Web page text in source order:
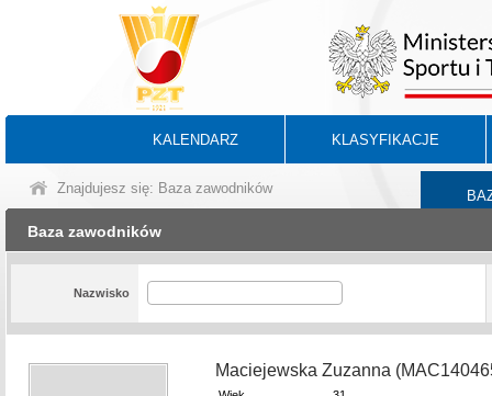
KALENDARZ KLASYFIKACJE
Znajdujesz się: Baza zawodników
Baza zawodników
Nazwisko
Maciejewska Zuzanna